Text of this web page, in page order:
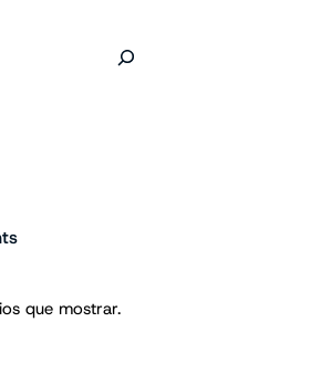
que mostrar.